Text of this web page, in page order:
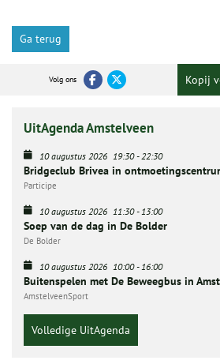
Ga terug
Volg ons Kopij
UitAgenda Amstelveen
10 augustus 2026 19:30-22:30
Bridgeclub Brivea in
Participe
10 augustus 2026 11:30-13:00
Soep van de dag in De Bolder
De Bolder
10 augustus 2026 10:00-16:00
Buitenspelen met De Beweegbus in
AmstelveenSport
Volledige UitAgenda